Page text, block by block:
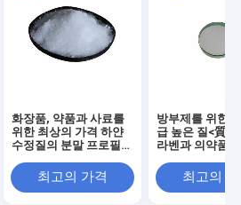
화장품, 약품과 사료를
위한 최상의 가격 하얀
수정질의 분말 프로필
최고의 가격
방부제를 위한
급 높은 질<質>
라벤과 의약품,
최고의